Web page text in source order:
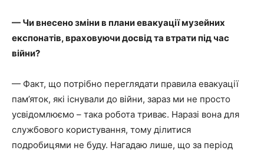
— Чи внесено зміни в плани евакуації музейних
експонатів, враховуючи досвід та втрати під час
війни?
— Факт, що потрібно переглядати правила евакуації
пам’яток, які існували до війни, зараз ми не просто
усвідомлюємо – така робота триває. Наразі вона для
службового користування, тому ділитися
подробицями не буду. Нагадаю лише, що за період